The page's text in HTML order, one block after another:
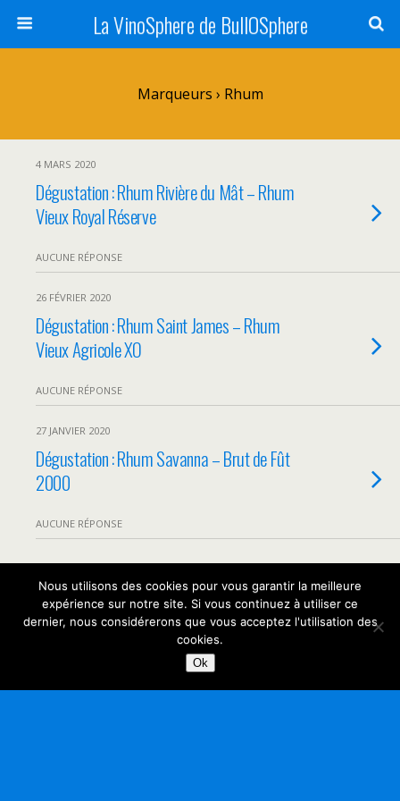
La VinoSphere de BullOSphere
Marqueurs › Rhum
4 MARS 2020
Dégustation : Rhum Rivière du Mât – Rhum
Vieux Royal Réserve
AUCUNE RÉPONSE
26 FÉVRIER 2020
Dégustation : Rhum Saint James – Rhum
Vieux Agricole XO
AUCUNE RÉPONSE
27 JANVIER 2020
Dégustation : Rhum Savanna – Brut de Fût
2000
AUCUNE RÉPONSE
Retour au début
Nous utilisons des cookies pour vous garantir la meilleure
expérience sur notre site. Si vous continuez à utiliser ce
dernier, nous considérerons que vous acceptez l'utilisation des
cookies.
Ok